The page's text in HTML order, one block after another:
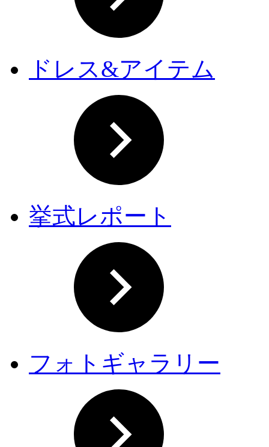
ドレス&アイテム
挙式レポート
フォトギャラリー